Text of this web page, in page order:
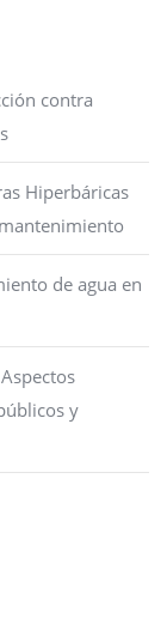
contra
Hiperbáricas
de agua en
y